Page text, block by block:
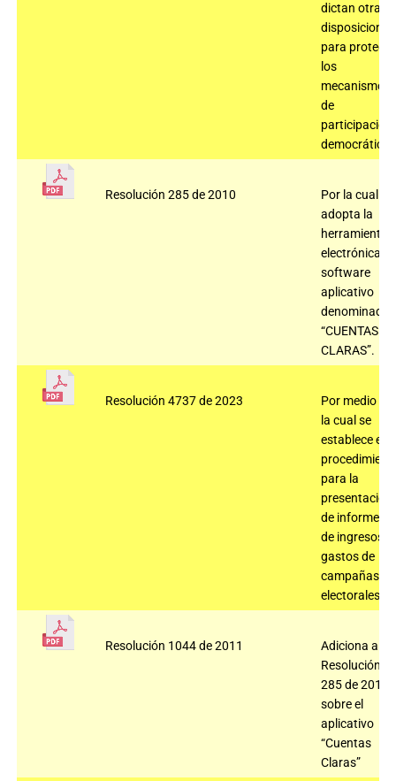
dictan otras
disposiciones
para proteger
los
mecanismos
de
participación
democrática
Resolución 285 de 2010
Por la cual se
adopta la
herramienta
electrónica,
software
aplicativo
denominado
“CUENTAS
CLARAS”.
Resolución 4737 de 2023
Por medio de
la cual se
establece el
para la
presentación
de informes
de ingresos y
gastos de
campañas
electorales.
Resolución 1044 de 2011
Adiciona a la
Resolución
285 de 2010
sobre el
aplicativo
“Cuentas
Claras”